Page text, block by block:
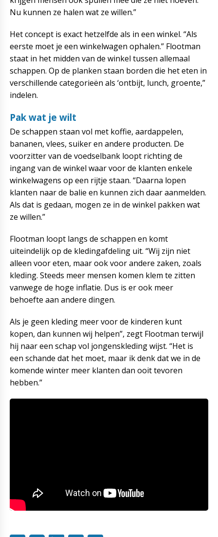
Nu kunnen ze halen wat ze willen.”
Het concept is exact hetzelfde als in een winkel. “Als
eerste moet je een winkelwagen ophalen.” Flootman
staat in het midden van de winkel tussen allemaal
schappen. Op de planken staan borden die het eten in
verschillende categorieën als ‘ontbijt, lunch, groente,”
indelen.
Pak wat je wilt
De schappen staan vol met koffie, aardappelen,
bananen, vlees, suiker en andere producten. De
voorzitter van de voedselbank loopt richting de
ingang van de winkel waar voor de klanten enkele
winkelwagens op een rijtje staan. “Daarna lopen
klanten naar de balie en kunnen zich daar aanmelden.
Als dat is gedaan, mogen ze in de winkel pakken wat
ze willen.”
Flootman loopt langs de schappen en komt
uiteindelijk op de kledingafdeling uit. “Wij zijn niet
alleen voor eten, maar ook voor andere zaken, zoals
kleding. Steeds meer mensen komen klem te zitten
vanwege de hoge inflatie. Dus is er ook meer
behoefte aan andere dingen.
Als je geen kleding meer voor de kinderen kunt
kopen, dan kunnen wij helpen”, zegt Flootman terwijl
hij naar een schap vol jongenskleding wijst. “Het is
een schande dat het moet, maar ik denk dat we in de
komende winter meer klanten dan ooit tevoren
hebben.”